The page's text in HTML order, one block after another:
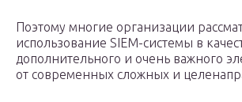
Поэтому многие организации
использование SIEM-системы в
дополнительного и очень важного
от современных сложных и